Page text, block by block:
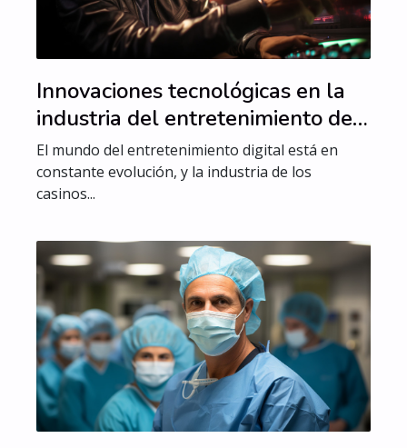
Innovaciones tecnológicas en la
industria del entretenimiento de
casinos online
El mundo del entretenimiento digital está en
constante evolución, y la industria de los
casinos...